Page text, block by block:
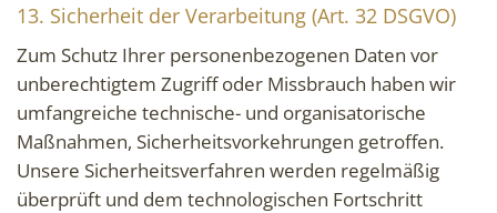
13. Sicherheit der Verarbeitung (Art. 32 DSGVO)
Zum Schutz Ihrer personenbezogenen Daten vor
unberechtigtem Zugriff oder Missbrauch haben wir
umfangreiche technische- und organisatorische
Maßnahmen, Sicherheitsvorkehrungen getroffen.
Unsere Sicherheitsverfahren werden regelmäßig
überprüft und dem technologischen Fortschritt